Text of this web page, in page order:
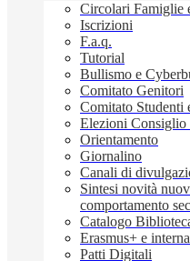
Circolari Famiglie
Iscrizioni
F.a.q.
Tutorial
Bullismo e
Comitato Genitori
Comitato Studenti
Elezioni Consiglio
Orientamento
Giornalino
Canali di
Sintesi novità
comportamento
Catalogo
Erasmus+ e
Patti Digitali